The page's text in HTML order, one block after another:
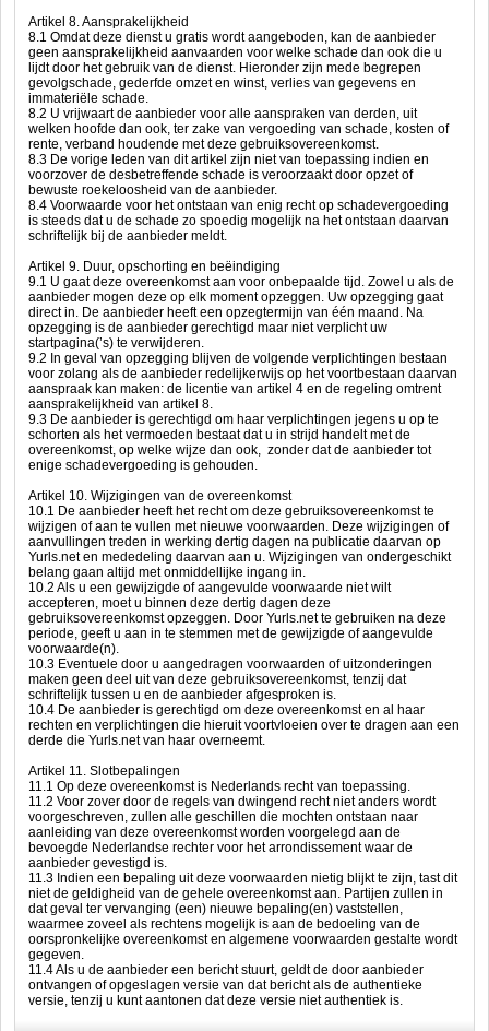
Artikel 8. Aansprakelijkheid
8.1 Omdat deze dienst u gratis wordt aangeboden, kan de aanbieder
geen aansprakelijkheid aanvaarden voor welke schade dan ook die u
lijdt door het gebruik van de dienst. Hieronder zijn mede begrepen
gevolgschade, gederfde omzet en winst, verlies van gegevens en
immateriële schade.
8.2 U vrijwaart de aanbieder voor alle aanspraken van derden, uit
welken hoofde dan ook, ter zake van vergoeding van schade, kosten of
rente, verband houdende met deze gebruiksovereenkomst.
8.3 De vorige leden van dit artikel zijn niet van toepassing indien en
voorzover de desbetreffende schade is veroorzaakt door opzet of
bewuste roekeloosheid van de aanbieder.
8.4 Voorwaarde voor het ontstaan van enig recht op schadevergoeding
is steeds dat u de schade zo spoedig mogelijk na het ontstaan daarvan
schriftelijk bij de aanbieder meldt.
Artikel 9. Duur, opschorting en beëindiging
9.1 U gaat deze overeenkomst aan voor onbepaalde tijd. Zowel u als de
aanbieder mogen deze op elk moment opzeggen. Uw opzegging gaat
direct in. De aanbieder heeft een opzegtermijn van één maand. Na
opzegging is de aanbieder gerechtigd maar niet verplicht uw
startpagina(’s) te verwijderen.
9.2 In geval van opzegging blijven de volgende verplichtingen bestaan
voor zolang als de aanbieder redelijkerwijs op het voortbestaan daarvan
aanspraak kan maken: de licentie van artikel 4 en de regeling omtrent
aansprakelijkheid van artikel 8.
9.3 De aanbieder is gerechtigd om haar verplichtingen jegens u op te
schorten als het vermoeden bestaat dat u in strijd handelt met de
overeenkomst, op welke wijze dan ook, zonder dat de aanbieder tot
enige schadevergoeding is gehouden.
Artikel 10. Wijzigingen van de overeenkomst
10.1 De aanbieder heeft het recht om deze gebruiksovereenkomst te
wijzigen of aan te vullen met nieuwe voorwaarden. Deze wijzigingen of
aanvullingen treden in werking dertig dagen na publicatie daarvan op
Yurls.net en mededeling daarvan aan u. Wijzigingen van ondergeschikt
belang gaan altijd met onmiddellijke ingang in.
10.2 Als u een gewijzigde of aangevulde voorwaarde niet wilt
accepteren, moet u binnen deze dertig dagen deze
gebruiksovereenkomst opzeggen. Door Yurls.net te gebruiken na deze
periode, geeft u aan in te stemmen met de gewijzigde of aangevulde
voorwaarde(n).
10.3 Eventuele door u aangedragen voorwaarden of uitzonderingen
maken geen deel uit van deze gebruiksovereenkomst, tenzij dat
schriftelijk tussen u en de aanbieder afgesproken is.
10.4 De aanbieder is gerechtigd om deze overeenkomst en al haar
rechten en verplichtingen die hieruit voortvloeien over te dragen aan een
derde die Yurls.net van haar overneemt.
Artikel 11. Slotbepalingen
11.1 Op deze overeenkomst is Nederlands recht van toepassing.
11.2 Voor zover door de regels van dwingend recht niet anders wordt
voorgeschreven, zullen alle geschillen die mochten ontstaan naar
aanleiding van deze overeenkomst worden voorgelegd aan de
bevoegde Nederlandse rechter voor het arrondissement waar de
aanbieder gevestigd is.
11.3 Indien een bepaling uit deze voorwaarden nietig blijkt te zijn, tast dit
niet de geldigheid van de gehele overeenkomst aan. Partijen zullen in
dat geval ter vervanging (een) nieuwe bepaling(en) vaststellen,
waarmee zoveel als rechtens mogelijk is aan de bedoeling van de
oorspronkelijke overeenkomst en algemene voorwaarden gestalte wordt
gegeven.
11.4 Als u de aanbieder een bericht stuurt, geldt de door aanbieder
ontvangen of opgeslagen versie van dat bericht als de authentieke
versie, tenzij u kunt aantonen dat deze versie niet authentiek is.